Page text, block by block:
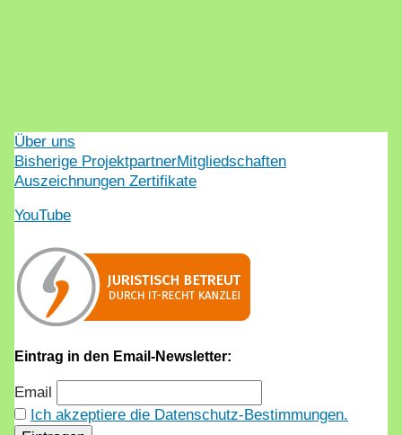
Über uns
Bisherige ProjektpartnerMitgliedschaften
Auszeichnungen Zertifikate
YouTube
Eintrag in den Email-Newsletter:
Email
Ich akzeptiere die Datenschutz-Bestimmungen.